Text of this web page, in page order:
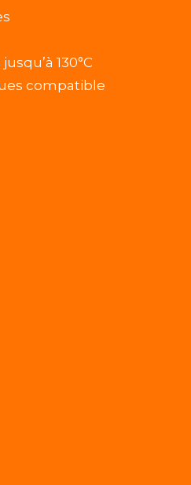
130°C
compatible